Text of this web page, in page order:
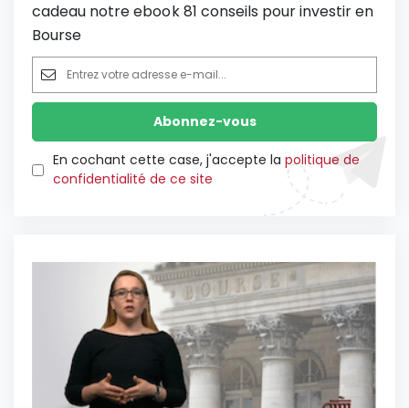
cadeau notre ebook 81 conseils pour investir en
Bourse
En cochant cette case, j'accepte la politique de
confidentialité de ce site